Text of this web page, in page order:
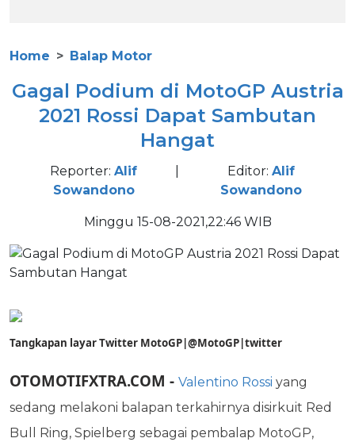
Home Balap Motor
Gagal Podium di MotoGP Austria
2021 Rossi Dapat Sambutan
Hangat
Reporter: Alif
Sowandono
Editor:Alif
Sowandono
Minggu 15-08-2021,22:46 WIB
Tangkapan layar Twitter MotoGP|@MotoGP|twitter
OTOMOTIFXTRA.COM - Valentino Rossi yang
sedang melakoni balapan terkahirnya disirkuit Red
Bull Ring, Spielberg sebagai pembalap MotoGP,